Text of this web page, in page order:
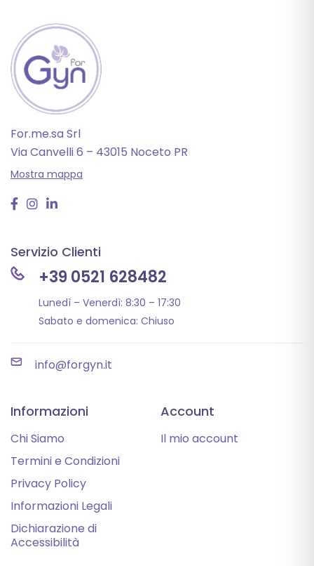
For.me.sa Srl
Via Canvelli 6 – 43015 Noceto PR
Mostra mappa
Servizio Clienti
+39 0521 628482
Lunedì – Venerdì: 8:30 – 17:30
Sabato e domenica: Chiuso
info@forgyn.it
Informazioni
Chi Siamo
Termini e Condizioni
Privacy Policy
Informazioni Legali
Dichiarazione di
Accessibilità
Account
Il mio account